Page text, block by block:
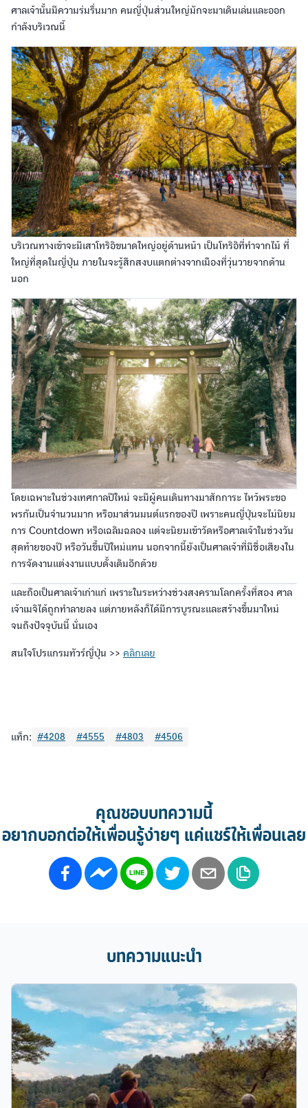
ศาลเจ้านั้นมีความร่มรื่นมาก คนญี่ปุ่นส่วนใหญ่มักจะมาเดินเล่นและออก
กำลังบริเวณนี้
บริเวณทางเข้าจะมีเสาโทริอิขนาดใหญ่อยู่ด้านหน้า เป็นโทริอิที่ทำจากไม้ ที่
ใหญ่ที่สุดในญี่ปุ่น ภายในจะรู้สึกสงบแตกต่างจากเมืองที่วุ่นวายจากด้าน
นอก
โดยเฉพาะในช่วงเทศกาลปีใหม่ จะมีผู้คนเดินทางมาสักการะ ไหว้พระขอ
พรกันเป็นจำนวนมาก หรือมาส่วนมนต์แรกของปี เพราะคนญี่ปุ่นจะไม่นิยม
การ Countdown หรือเฉลิมฉลอง แต่จะนิยมเข้าวัดหรือศาลเจ้าในช่วงวัน
สุดท้ายของปี หรือวันขึ้นปีใหม่แทน นอกจากนี้ยังเป็นศาลเจ้าที่มีชื่อเสียงใน
การจัดงานแต่งงานแบบดั้งเดิมอีกด้วย
และถือเป็นศาลเจ้าเก่าแก่ เพราะในระหว่างช่วงสงครามโลกครั้งที่สอง ศาล
เจ้าเมจิได้ถูกทำลายลง แต่ภายหลังก็ได้มีการบูรณะและสร้างขึ้นมาใหม่
จนถึงปัจจุบันนี้ นั่นเอง
สนใจโปรแกรมทัวร์ญี่ปุ่น >> คลิกเลย
แท็ก: #4208 #4555 #4803 #4506
คุณชอบบทความนี้
อยากบอกต่อให้เพื่อนรู้ง่ายๆ แค่แชร์ให้เพื่อนเลย
บทความแนะนำ